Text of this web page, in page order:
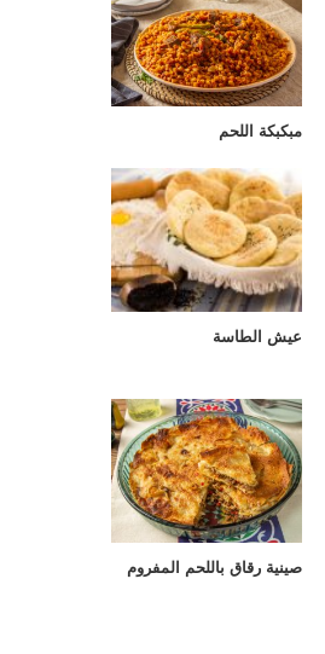
مبكبكة اللحم
عيش الطاسة
صينية رقاق باللحم المفروم